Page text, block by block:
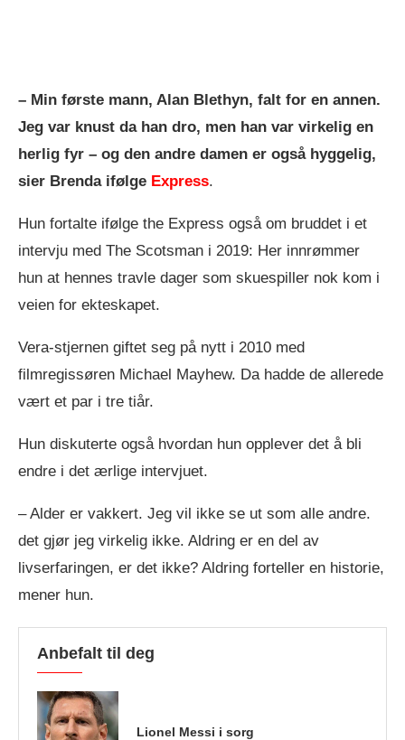
– Min første mann, Alan Blethyn, falt for en annen.
Jeg var knust da han dro, men han var virkelig en
herlig fyr – og den andre damen er også hyggelig,
sier Brenda ifølge Express.
Hun fortalte ifølge the Express også om bruddet i et
intervju med The Scotsman i 2019: Her innrømmer
hun at hennes travle dager som skuespiller nok kom i
veien for ekteskapet.
Vera-stjernen giftet seg på nytt i 2010 med
filmregissøren Michael Mayhew. Da hadde de allerede
vært et par i tre tiår.
Hun diskuterte også hvordan hun opplever det å bli
endre i det ærlige intervjuet.
– Alder er vakkert. Jeg vil ikke se ut som alle andre.
det gjør jeg virkelig ikke. Aldring er en del av
livserfaringen, er det ikke? Aldring forteller en historie,
mener hun.
Anbefalt til deg
Lionel Messi i sorg